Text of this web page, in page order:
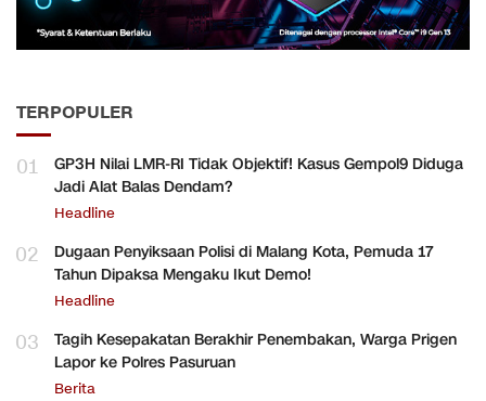
TERPOPULER
01
GP3H Nilai LMR-RI Tidak Objektif! Kasus Gempol9 Diduga
Jadi Alat Balas Dendam?
Headline
02
Dugaan Penyiksaan Polisi di Malang Kota, Pemuda 17
Tahun Dipaksa Mengaku Ikut Demo!
Headline
03
Tagih Kesepakatan Berakhir Penembakan, Warga Prigen
Lapor ke Polres Pasuruan
Berita